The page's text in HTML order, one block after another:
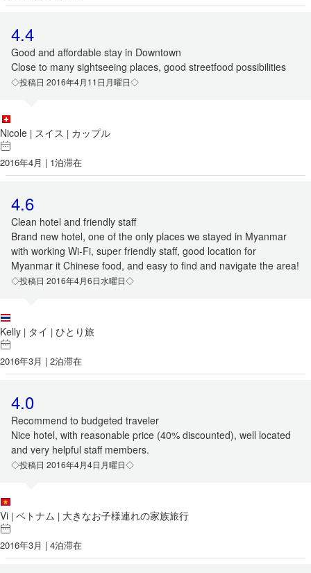
4.4
Good and affordable stay in Downtown
Close to many sightseeing places, good streetfood possibilities
◇投稿日 2016年4月11日月曜日◇
Nicole | スイス | カップル
2016年4月 | 1泊滞在
4.6
Clean hotel and friendly staff
Brand new hotel, one of the only places we stayed in Myanmar
with working Wi-Fi, super friendly staff, good location for
Myanmar it Chinese food, and easy to find and navigate the area!
◇投稿日 2016年4月6日水曜日◇
Kelly | タイ | ひとり旅
2016年3月 | 2泊滞在
4.0
Recommend to budgeted traveler
Nice hotel, with reasonable price (40% discounted), well located
and very helpful staff members.
◇投稿日 2016年4月4日月曜日◇
Vi | ベトナム | 大きなお子様連れの家族旅行
2016年3月 | 4泊滞在